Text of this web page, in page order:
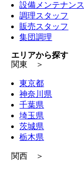
設備メンテナンス
調理スタッフ
販売スタッフ
集団調理
エリアから探す
関東 ＞
東京都
神奈川県
千葉県
埼玉県
茨城県
栃木県
関西 ＞